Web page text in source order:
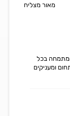
מאור מצליח
בכל
ותק רב של מעל 10 שנים בתחום ומעניקים